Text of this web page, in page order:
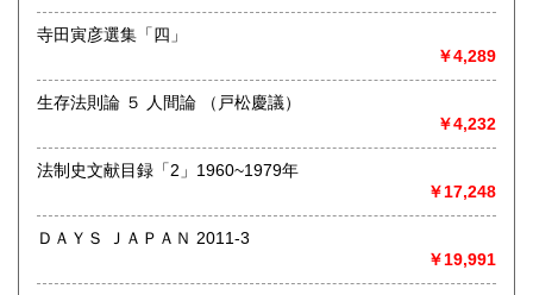
書籍の買取について
取り扱い分野
語国文、外国文学、古典籍、近代文献、趣味、外国書、サブ
カルチャー、古書一般（その他）
寺田寅彦選集「四」
￥4,289
生存法則論 ５ 人間論 （戸松慶議）
￥4,232
法制史文献目録「2」1960~1979年
￥17,248
ＤＡＹＳ ＪＡＰＡＮ 2011-3
￥19,991